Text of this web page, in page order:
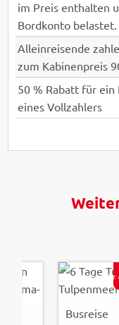
im Preis enthalten
Bordkonto belastet.
Alleinreisende
zum Kabinenpreis
50 % Rabatt für
eines Vollzahlers
© Bildquelle:
Busreise